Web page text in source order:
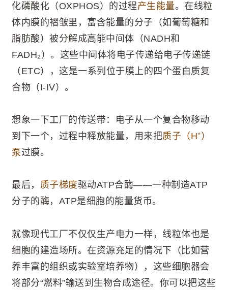
化磷酸化（OXPHOS）的过程产生能量。在线粒
体内膜的褶皱里，富含能量的分子（如葡萄糖和
脂肪酸）被分解成高能中间体（NADH和
FADH₂）。这些中间体将电子传递给电子传递链
（ETC），这是一系列位于膜上的四个蛋白质复
合物（I-IV）。
想象一下工厂的传送带：电子从一个复合物移动
到下一个，过程中释放能量，用来把质子（H⁺）
泵 过膜。
最后， 质子梯度驱动ATP合酶——一种制造ATP
分子的酶，ATP是细胞的能量货币。
就像现代工厂不仅仅生产电力一样，线粒体也是
细胞的建造场所。在资源充足的情况下（比如营
养丰富的组织或实验室培养物），这些细胞器会
将部分“燃料”输送到生物合成途径。你可以把这些